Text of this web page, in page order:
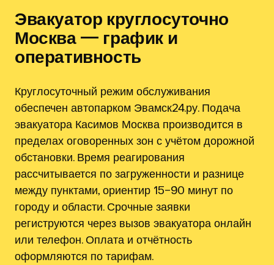
Эвакуатор круглосуточно
Москва — график и
оперативность
Круглосуточный режим обслуживания
обеспечен автопарком Эвамск24.ру. Подача
эвакуатора Касимов Москва производится в
пределах оговоренных зон с учётом дорожной
обстановки. Время реагирования
рассчитывается по загруженности и разнице
между пунктами, ориентир 15–90 минут по
городу и области. Срочные заявки
региструются через вызов эвакуатора онлайн
или телефон. Оплата и отчётность
оформляются по тарифам.